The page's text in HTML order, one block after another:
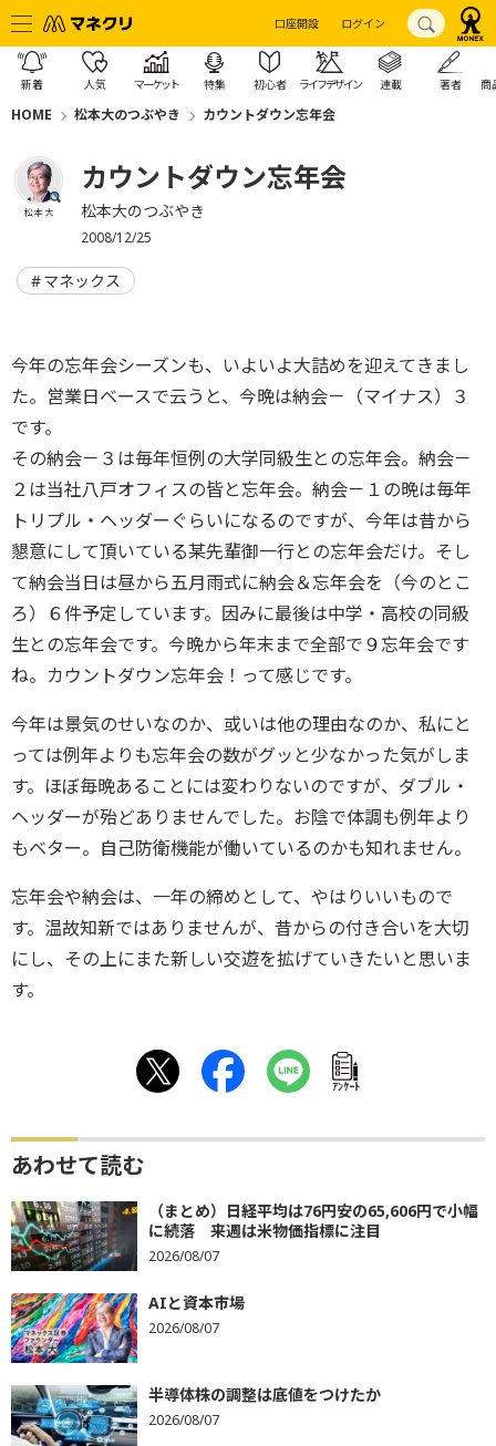
口座開設 ログイン
新着 人気 マーケット 特集 初心者 ライフデザイン 連載 著者 商
HOME 松本大のつぶやき カウントダウン忘年会
松本 大
カウントダウン忘年会
松本大のつぶやき
2008/12/25
マネックス
今年の忘年会シーズンも、いよいよ大詰めを迎えてきまし
た。営業日ベースで云うと、今晩は納会－（マイナス）３
です。
その納会－３は毎年恒例の大学同級生との忘年会。納会－
２は当社八戸オフィスの皆と忘年会。納会－１の晩は毎年
トリプル・ヘッダーぐらいになるのですが、今年は昔から
懇意にして頂いている某先輩御一行との忘年会だけ。そし
て納会当日は昼から五月雨式に納会＆忘年会を（今のとこ
ろ）６件予定しています。因みに最後は中学・高校の同級
生との忘年会です。今晩から年末まで全部で９忘年会です
ね。カウントダウン忘年会！って感じです。
今年は景気のせいなのか、或いは他の理由なのか、私にと
っては例年よりも忘年会の数がグッと少なかった気がしま
す。ほぼ毎晩あることには変わりないのですが、ダブル・
ヘッダーが殆どありませんでした。お陰で体調も例年より
もベター。自己防衛機能が働いているのかも知れません。
忘年会や納会は、一年の締めとして、やはりいいもので
す。温故知新ではありませんが、昔からの付き合いを大切
にし、その上にまた新しい交遊を拡げていきたいと思いま
す。
ｱﾝｹｰﾄ
あわせて読む
（まとめ）日経平均は76円安の65,606円で小幅
に続落 来週は米物価指標に注目
2026/08/07
AIと資本市場
2026/08/07
半導体株の調整は底値をつけたか
2026/08/07